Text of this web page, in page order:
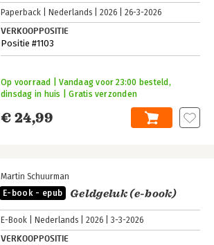
Paperback Nederlands 2026 26-3-2026
VERKOOPPOSITIE
Positie #1103
€ 24,99
Op voorraad | Vandaag voor 23:00 besteld,
dinsdag in huis | Gratis verzonden
Martin Schuurman
E-book - epub
Geldgeluk (e-book)
E-Book Nederlands 2026 3-3-2026
VERKOOPPOSITIE